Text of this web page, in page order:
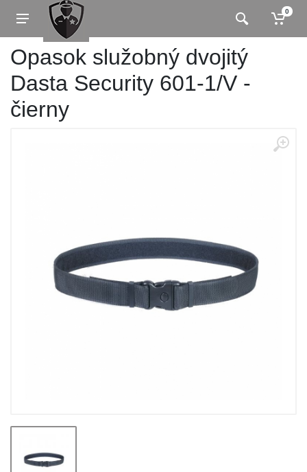
0
Opasok služobný dvojitý
Dasta Security 601-1/V -
čierny